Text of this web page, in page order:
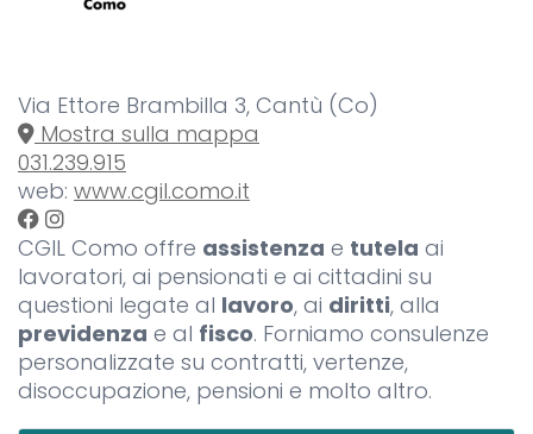
Via Ettore Brambilla 3, Cantù (Co)
Mostra sulla mappa
031.239.915
web: www.cgil.como.it
CGIL Como offre assistenza e tutela ai
lavoratori, ai pensionati e ai cittadini su
questioni legate al lavoro, ai diritti, alla
previdenza e al fisco. Forniamo consulenze
personalizzate su contratti, vertenze,
disoccupazione, pensioni e molto altro.